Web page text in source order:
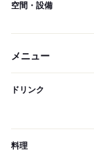
空間・設備
メニュー
ドリンク
料理